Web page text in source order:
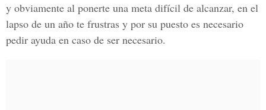
y obviamente al ponerte una meta difícil de alcanzar, en el
lapso de un año te frustras y por su puesto es necesario
pedir ayuda en caso de ser necesario.